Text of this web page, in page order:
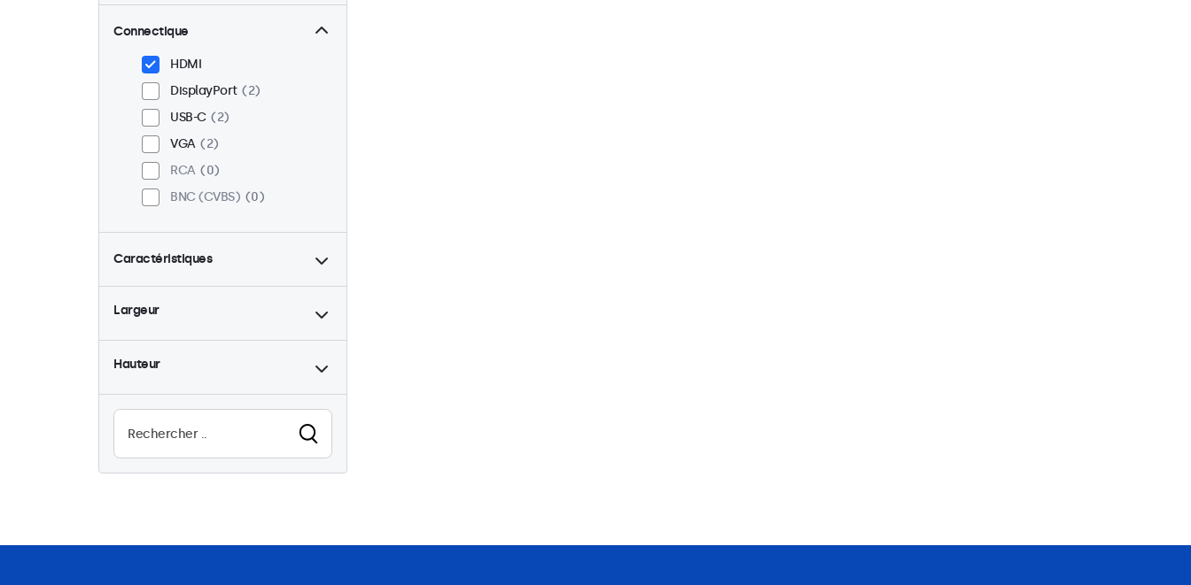
Connectique
HDMI
DisplayPort
2
USB-C
2
VGA
2
RCA
0
BNC (CVBS)
0
Caractéristiques
4:3 / 5:4
0
Rétro-éclairage ajustable
Lisible au soleil
1
Résistant à l'eau (IP65)
2
Résistant à la possière
Largeur
Hauteur